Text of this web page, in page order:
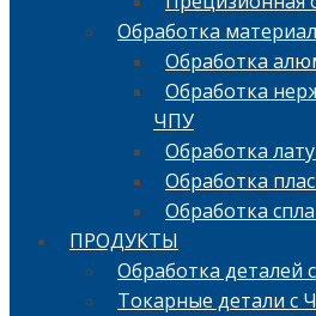
Обработка
Обработка
Обработка
ЧПУ
Обработка
Обработка
Обработка
ПРОДУКТЫ
Обработка деталей
Токарные детали с